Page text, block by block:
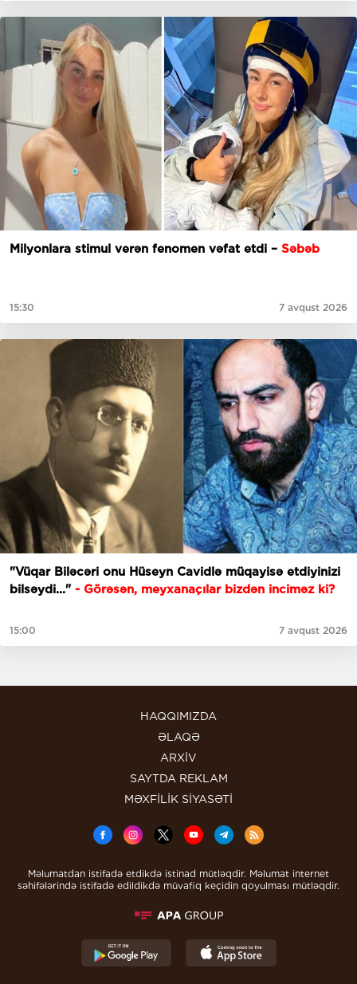
Milyonlara stimul verən fenomen vəfat etdi – Səbəb
15:30 7 avqust 2026
"Vüqar Biləcəri onu Hüseyn Cavidlə müqayisə etdiyinizi
bilsəydi..." - Görəsən, meyxanaçılar bizdən inciməz ki?
15:00 7 avqust 2026
HAQQIMIZDA
ƏLAQƏ
ARXİV
SAYTDA REKLAM
MƏXFİLİK SİYASƏTİ
Məlumatdan istifadə etdikdə istinad mütləqdir. Məlumat internet
səhifələrində istifadə edildikdə müvafiq keçidin qoyulması mütləqdir.